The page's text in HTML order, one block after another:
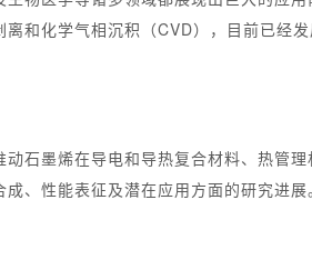
和化学气相沉积（CVD），目前已经
石墨烯在导电和导热复合材料、热
、性能表征及潜在应用方面的研究进展。